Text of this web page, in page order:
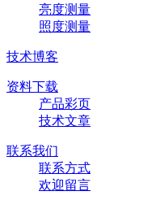
亮度测量
照度测量
技术博客
资料下载
产品彩页
技术文章
联系我们
联系方式
欢迎留言